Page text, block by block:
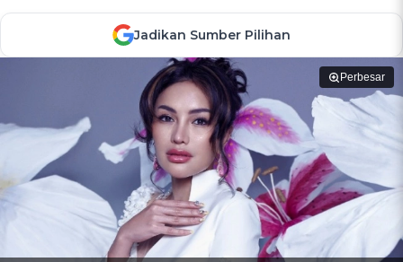
Jadikan Sumber Pilihan
Perbesar